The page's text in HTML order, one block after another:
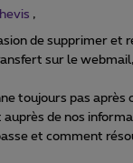
,
de supprimer et
sur le
toujours pas
auprès de nos
et comment